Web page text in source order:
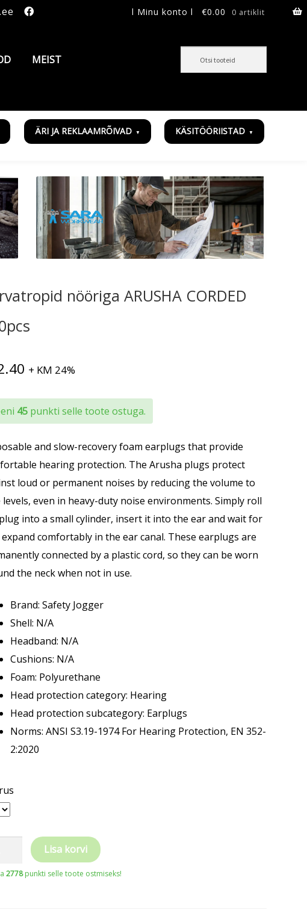
€0.00 0 artiklit
l Minu konto l
MEIST
ÄRI JA REKLAAMRÕIVAD KÄSITÖÖRIISTAD
nööriga ARUSHA CORDED
+ KM 24%
45 punkti selle toote ostuga.
and slow-recovery foam earplugs that provide
hearing protection. The Arusha plugs protect
loud or permanent noises by reducing the volume to
levels, even in heavy-duty noise environments. Simply roll
into a small cylinder, insert it into the ear and wait for
comfortably in the ear canal. These earplugs are
connected by a plastic cord, so they can be worn
the neck when not in use.
Brand: Safety Jogger
Shell: N/A
Headband: N/A
Cushions: N/A
Foam: Polyurethane
Head protection category: Hearing
Head protection subcategory: Earplugs
Norms: ANSI S3.19-1974 For Hearing Protection, EN 352-
2:2020
Lisa korvi
2778punkti selle toote ostmiseks!